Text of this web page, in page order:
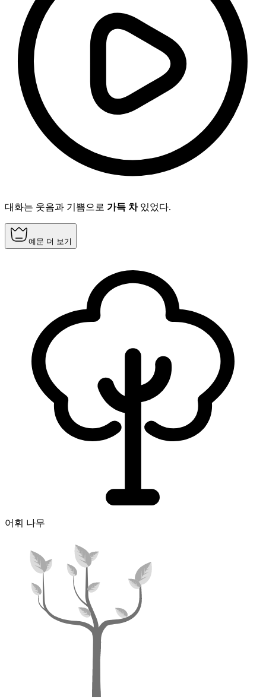
대화는 웃음과 기쁨으로 가득 차있었다.
예문 더 보기
어휘 나무